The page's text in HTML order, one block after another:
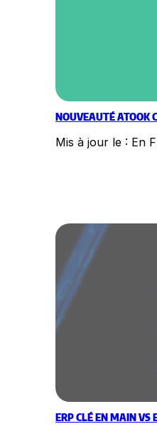
NOUVEAUTÉ ATOOK
Mis à jour le : En
ERP CLÉ EN MAIN VS